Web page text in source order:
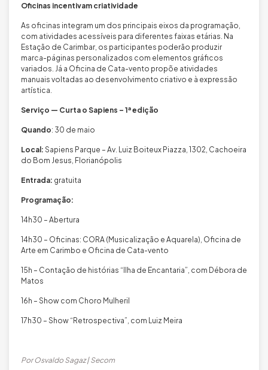
Oficinas incentivam criatividade
As oficinas integram um dos principais eixos da programação,
com atividades acessíveis para diferentes faixas etárias. Na
Estação de Carimbar, os participantes poderão produzir
marca-páginas personalizados com elementos gráficos
variados. Já a Oficina de Cata-vento propõe atividades
manuais voltadas ao desenvolvimento criativo e à expressão
artística.
Serviço — Curta o Sapiens – 1ª edição
Quando: 30 de maio
Local: Sapiens Parque – Av. Luiz Boiteux Piazza, 1302, Cachoeira
do Bom Jesus, Florianópolis
Entrada: gratuita
Programação:
14h30 – Abertura
14h30 – Oficinas: CORA (Musicalização e Aquarela), Oficina de
Arte em Carimbo e Oficina de Cata-vento
15h – Contação de histórias “Ilha de Encantaria”, com Débora de
Matos
16h – Show com Choro Mulheril
17h30 – Show “Retrospectiva”, com Luiz Meira
Por Osvaldo Sagaz | Secom